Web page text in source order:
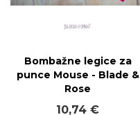
Bombažne legice za
punce Mouse - Blade &
Rose
10,74 €